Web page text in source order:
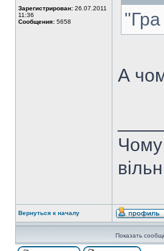
Зарегистрирован: 26.07.2011
11:36
Сообщения: 5658
А
Чому
Вернуться к началу
Показать